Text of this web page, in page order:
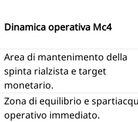
Dinamica operativa Mc4
Area di mantenimento della
spinta rialzista e target
monetario.
Zona di equilibrio e
operativo immediato.